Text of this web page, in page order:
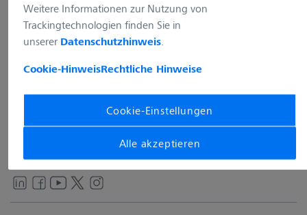
Carl Zeiss AG
Feldbachstr. 81
8714 Feldbach
Schweiz
Kontakt
info.microscopy.ch@zeiss.com
Weitere Informationen zur Nutzung von
Trackingtechnologien finden Sie in
unserer Datenschutzhinweis.
Cookie-HinweisRechtliche Hinweise
Cookie-Einstellungen
Alle akzeptieren